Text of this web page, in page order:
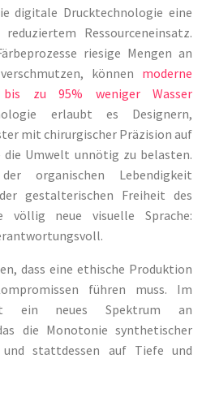
digitale Drucktechnologie eine
Ressourceneinsatz.
riesige Mengen an
können moderne
bis zu 95% weniger Wasser
erlaubt es Designern,
mit chirurgischer Präzision auf
Umwelt unnötig zu belasten.
organischen Lebendigkeit
gestalterischen Freiheit des
völlig neue visuelle Sprache:
dass eine ethische Produktion
führen muss. Im
ein neues Spektrum an
die Monotonie synthetischer
stattdessen auf Tiefe und